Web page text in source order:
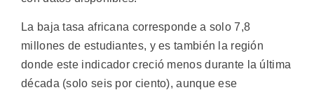
La baja tasa africana corresponde a solo 7,8
millones de estudiantes, y es también la región
donde este indicador creció menos durante la última
década (solo seis por ciento), aunque ese